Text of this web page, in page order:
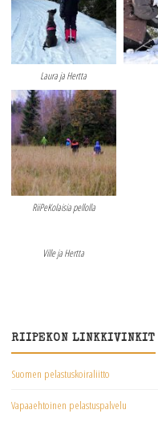
Laura ja Hertta
RiiPeKolaisia pellolla
Ville ja Hertta
RIIPEKON LINKKIVINKIT
Suomen pelastuskoiraliitto
Vapaaehtoinen pelastuspalvelu